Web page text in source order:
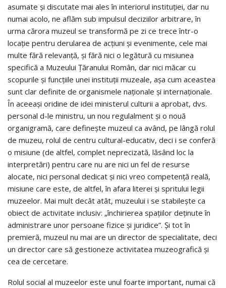
asumate şi discutate mai ales în interiorul instituţiei, dar nu
numai acolo, ne aflăm sub impulsul deciziilor arbitrare, în
urma cărora muzeul se transformă pe zi ce trece într-o
locaţie pentru derularea de acţiuni şi evenimente, cele mai
multe fără relevanţă, şi fără nici o legătură cu misiunea
specifică a Muzeului Ţăranului Român, dar nici măcar cu
scopurile şi funcţiile unei instituţii muzeale, aşa cum aceastea
sunt clar definite de organismele naţionale şi internaţionale.
În aceeaşi oridine de idei ministerul culturii a aprobat, dvs.
personal d-le ministru, un nou regulalment şi o nouă
organigramă, care defineşte muzeul ca având, pe lângă rolul
de muzeu, rolul de centru cultural-educativ, deci i se conferă
o misiune (de altfel, complet neprecizată, lăsând loc la
interpretări) pentru care nu are nici un fel de resurse
alocate, nici personal dedicat şi nici vreo competenţă reală,
misiune care este, de altfel, în afara literei şi spritului legii
muzeelor. Mai mult decât atât, muzeului i se stabileşte ca
obiect de activitate inclusiv: „închirierea spaţiilor deţinute în
administrare unor persoane fizice şi juridice”. Şi tot în
premieră, muzeul nu mai are un director de specialitate, deci
un director care să gestioneze activitatea muzeografică şi
cea de cercetare.
Rolul social al muzeelor este unul foarte important, numai că